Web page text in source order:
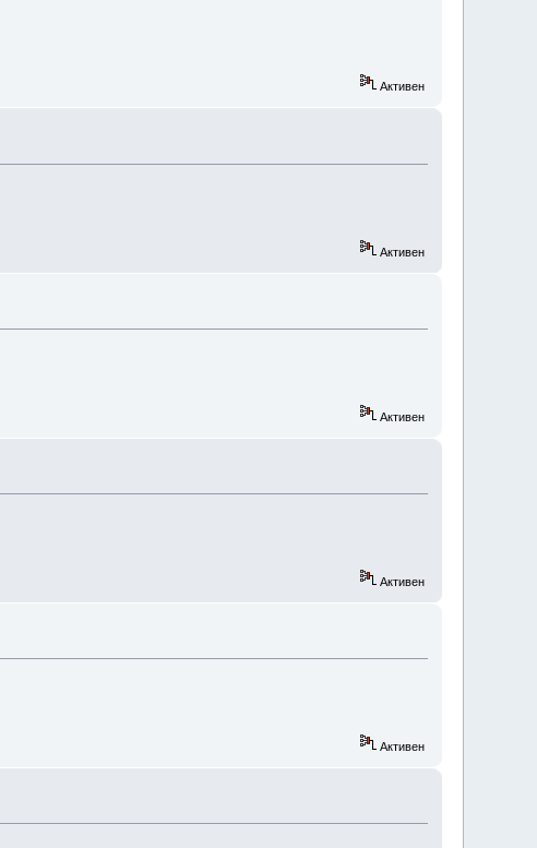
Активен
Активен
Активен
Активен
Активен